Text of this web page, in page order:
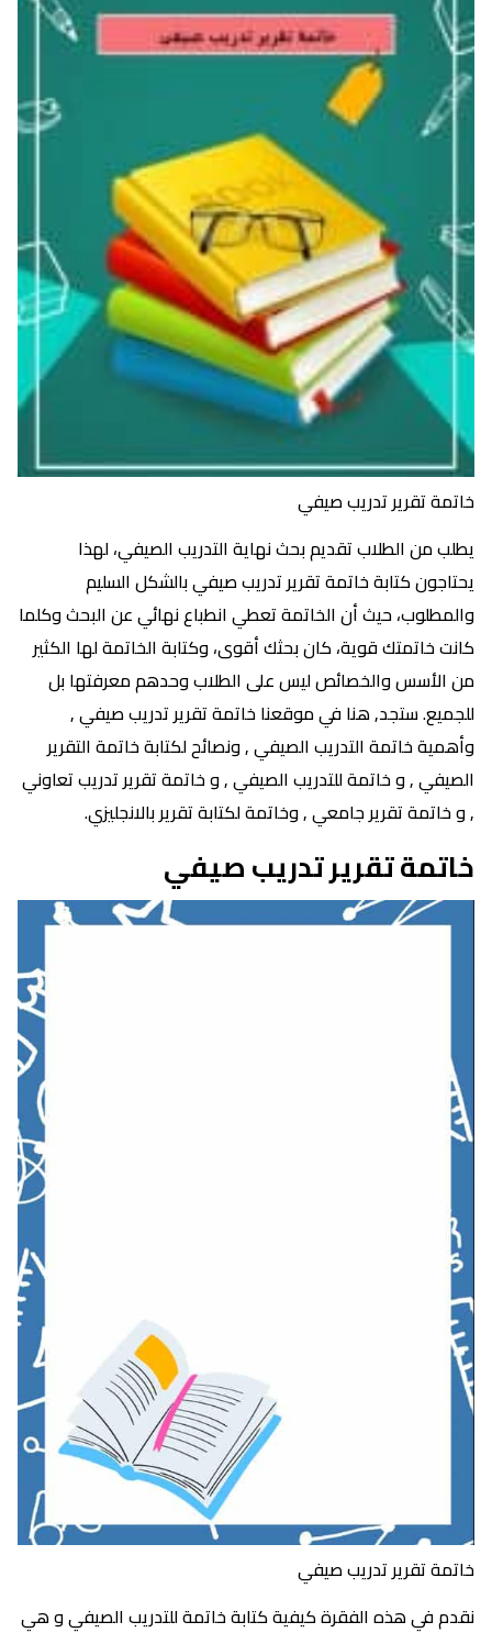
خاتمة تقرير تدريب صيفي
يطلب من الطلاب تقديم بحث نهاية التدريب الصيفي، لهذا
يحتاجون كتابة خاتمة تقرير تدريب صيفي بالشكل السليم
والمطلوب، حيث أن الخاتمة تعطي انطباع نهائي عن البحث وكلما
كانت خاتمتك قوية، كان بحثك أقوى، وكتابة الخاتمة لها الكثير
من الأسس والخصائص ليس على الطلاب وحدهم معرفتها بل
للجميع. ستجد, هنا في موقعنا خاتمة تقرير تدريب صيفي ,
وأهمية خاتمة التدريب الصيفي , ونصائح لكتابة خاتمة التقرير
الصيفي , و خاتمة للتدريب الصيفي , و خاتمة تقرير تدريب تعاوني
, و خاتمة تقرير جامعي , وخاتمة لكتابة تقرير بالانجليزي.
خاتمة تقرير تدريب صيفي
خاتمة تقرير تدريب صيفي
نقدم في هذه الفقرة كيفية كتابة خاتمة للتدريب الصيفي و هي